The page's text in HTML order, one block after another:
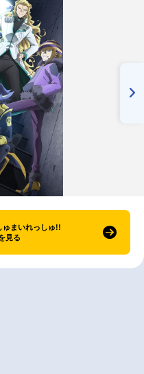
まいれっしゅ!!
見る